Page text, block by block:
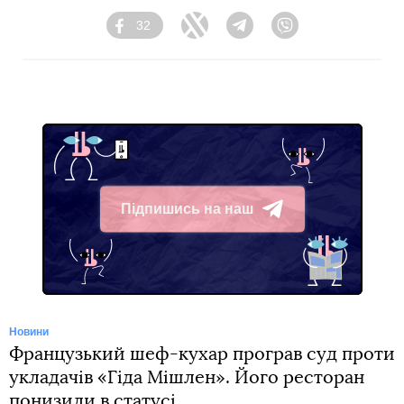
Facebook
32
Twitter Telegram
Підпишись на наш
Telegram
Новини
Французький шеф-кухар програв суд проти
укладачів «Гіда Мішлен». Його ресторан